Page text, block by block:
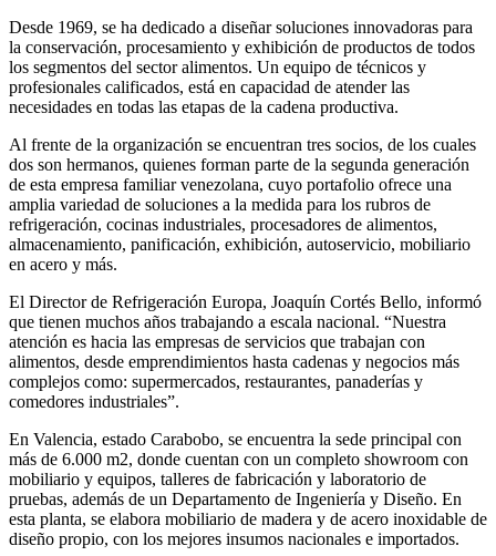
Desde 1969, se ha dedicado a diseñar soluciones innovadoras para
la conservación, procesamiento y exhibición de productos de todos
los segmentos del sector alimentos. Un equipo de técnicos y
profesionales calificados, está en capacidad de atender las
necesidades en todas las etapas de la cadena productiva.
Al frente de la organización se encuentran tres socios, de los cuales
dos son hermanos, quienes forman parte de la segunda generación
de esta empresa familiar venezolana, cuyo portafolio ofrece una
amplia variedad de soluciones a la medida para los rubros de
refrigeración, cocinas industriales, procesadores de alimentos,
almacenamiento, panificación, exhibición, autoservicio, mobiliario
en acero y más.
El Director de Refrigeración Europa, Joaquín Cortés Bello, informó
que tienen muchos años trabajando a escala nacional. “Nuestra
atención es hacia las empresas de servicios que trabajan con
alimentos, desde emprendimientos hasta cadenas y negocios más
complejos como: supermercados, restaurantes, panaderías y
comedores industriales”.
En Valencia, estado Carabobo, se encuentra la sede principal con
más de 6.000 m2, donde cuentan con un completo showroom con
mobiliario y equipos, talleres de fabricación y laboratorio de
pruebas, además de un Departamento de Ingeniería y Diseño. En
esta planta, se elabora mobiliario de madera y de acero inoxidable de
diseño propio, con los mejores insumos nacionales e importados.